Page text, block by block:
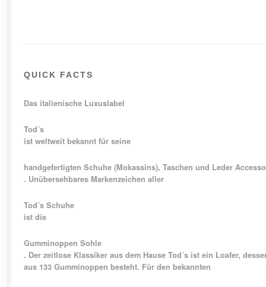
QUICK FACTS
Das italienische Luxuslabel
Tod´s
ist weltweit bekannt für seine
handgefertigten Schuhe (Mokassins), Taschen und Leder
. Unübersehbares Markenzeichen aller
Tod´s Schuhe
ist die
Gumminoppen Sohle
. Der zeitlose Klassiker aus dem Hause Tod´s ist ein Loafer,
aus 133 Gumminoppen besteht. Für den bekannten